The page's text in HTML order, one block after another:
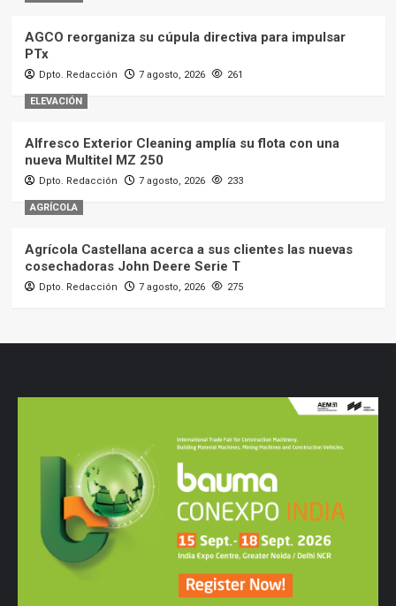
AGCO reorganiza su cúpula directiva para impulsar
PTx
Dpto. Redacción 7 agosto, 2026 261
ELEVACIÓN
Alfresco Exterior Cleaning amplía su flota con una
nueva Multitel MZ 250
Dpto. Redacción 7 agosto, 2026 233
AGRÍCOLA
Agrícola Castellana acerca a sus clientes las nuevas
cosechadoras John Deere Serie T
Dpto. Redacción 7 agosto, 2026 275